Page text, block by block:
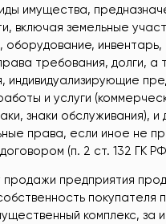
имущества,
включая земельные
оборудование, инвентарь,
требования, долги, а
индивидуализирующие
и услуги
знаки обслуживания), и
права, если иное не
(п. 2 ст. 132 ГК
продажи предприятия
покупателя
комплекс, за